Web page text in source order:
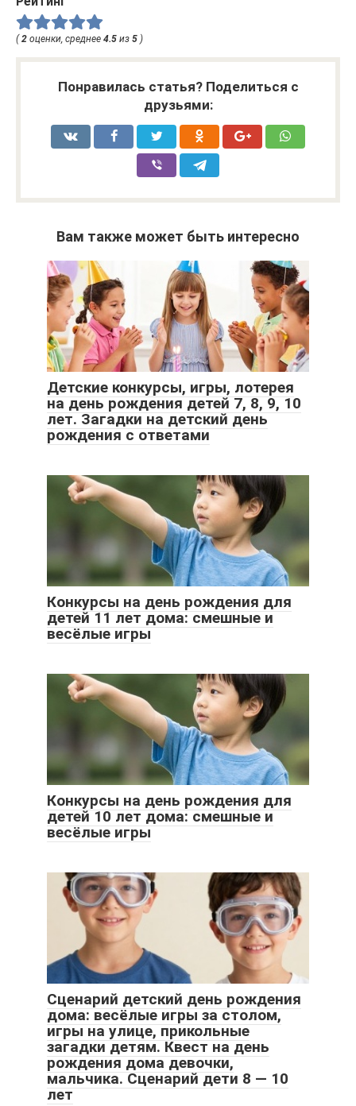
(2 оценки, среднее 4.5 из 5 )
Понравилась статья? Поделиться с
друзьями:
Вам также может быть интересно
Детские конкурсы, игры, лотерея
на день рождения детей 7, 8, 9, 10
лет. Загадки на детский день
рождения с ответами
Конкурсы на день рождения для
детей 11 лет дома: смешные и
весёлые игры
Конкурсы на день рождения для
детей 10 лет дома: смешные и
весёлые игры
Сценарий детский день рождения
дома: весёлые игры за столом,
игры на улице, прикольные
загадки детям. Квест на день
рождения дома девочки,
мальчика. Сценарий дети 8 — 10
лет